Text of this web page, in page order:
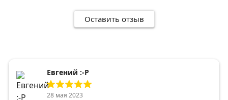
Оставить отзыв
Евгений :-Р
28 мая 2023